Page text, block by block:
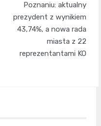
Poznaniu: aktualny
prezydent z wynikiem
43,74%, a nowa rada
miasta z 22
reprezentantami KO